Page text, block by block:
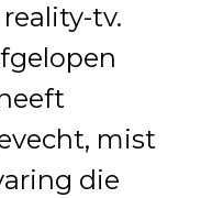
tv.
mist
die